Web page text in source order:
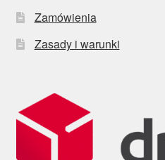
Zamówienia
Zasady i warunki